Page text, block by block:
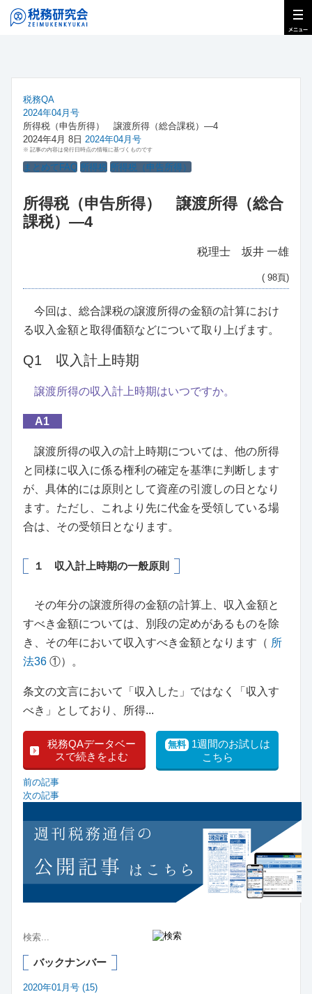
税務QA
2024年04月号
所得税（申告所得） 譲渡所得（総合課税）―4
2024年4月 8日 2024年04月号
※ 記事の内容は発行日時点の情報に基づくものです
まとめてFAQ 所得税 所得税（申告所得）
所得税（申告所得） 譲渡所得（総合
課税）―4
税理士 坂井 一雄
( 98頁)
今回は、総合課税の譲渡所得の金額の計算におけ
る収入金額と取得価額などについて取り上げます。
Q1 収入計上時期
譲渡所得の収入計上時期はいつですか。
A1
譲渡所得の収入の計上時期については、他の所得
と同様に収入に係る権利の確定を基準に判断します
が、具体的には原則として資産の引渡しの日となり
ます。ただし、これより先に代金を受領している場
合は、その受領日となります。
１ 収入計上時期の一般原則
その年分の譲渡所得の金額の計算上、収入金額と
すべき金額については、別段の定めがあるものを除
き、その年において収入すべき金額となります（ 所
法36 ①）。
条文の文言において「収入した」ではなく「収入す
べき」としており、所得...
税務QAデータベー
スで続きをよむ
無料 1週間のお試しは
こちら
前の記事
次の記事
バックナンバー
2020年01月号 (15)